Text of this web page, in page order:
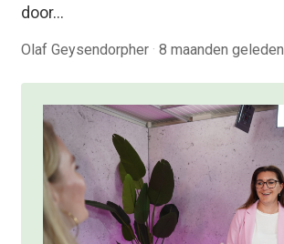
door…
Olaf Geysendorpher · 8 maanden geleden